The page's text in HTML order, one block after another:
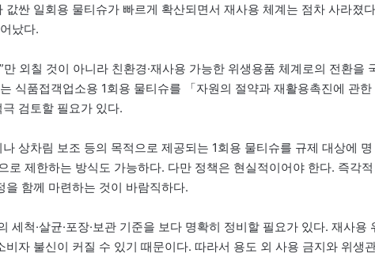
싼 일회용 물티슈가 빠르게 확산되면서 재사용 체계는 점차 사라졌
났다.
외칠 것이 아니라 친환경·재사용 가능한 위생용품 체계로의 전환을
식품접객업소용 1회용 물티슈를 「자원의 절약과 재활용촉진에 관한
검토할 필요가 있다.
상차림 보조 등의 목적으로 제공되는 1회용 물티슈를 규제 대상에 명
제한하는 방식도 가능하다. 다만 정책은 현실적이어야 한다. 즉각적
함께 마련하는 것이 바람직하다.
척·살균·포장·보관 기준을 보다 명확히 정비할 필요가 있다. 재사용
자 불신이 커질 수 있기 때문이다. 따라서 용도 외 사용 금지와 위생